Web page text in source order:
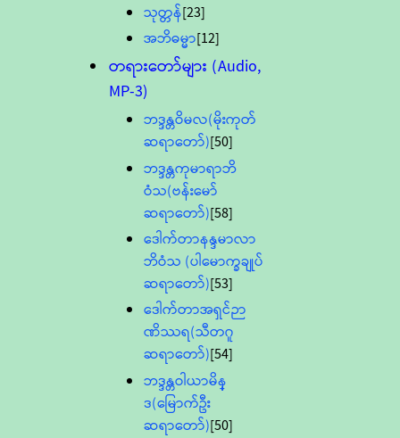
သုတ္တန်[23]
အဘိဓမ္မာ[12]
တရားတော်များ (Audio,
MP-3)
ဘဒ္ဒန္တဝိမလ(မိုးကုတ်
ဆရာတော်)[50]
ဘဒ္ဒန္တကုမာရာဘိ
ဝံသ(ဗန်းမော်
ဆရာတော်)[58]
ဒေါက်တာနန္ဒမာလာ
ဘိဝံသ (ပါမောက္ခချုပ်
ဆရာတော်)[53]
ဒေါက်တာအရှင်ဉာ
ဏိဿရ(သီတဂူ
ဆရာတော်)[54]
ဘဒ္ဒန္တဝါယာမိန္
ဒ(မြောက်ဦး
ဆရာတော်)[50]